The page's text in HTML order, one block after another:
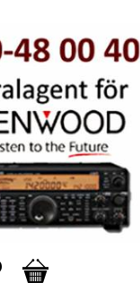
Favoriter
Kundvagn